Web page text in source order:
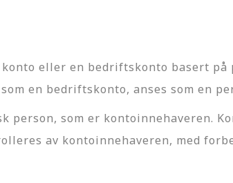
eller en bedriftskonto basert på
en bedriftskonto, anses som en
som er kontoinnehaveren.
av kontoinnehaveren, med